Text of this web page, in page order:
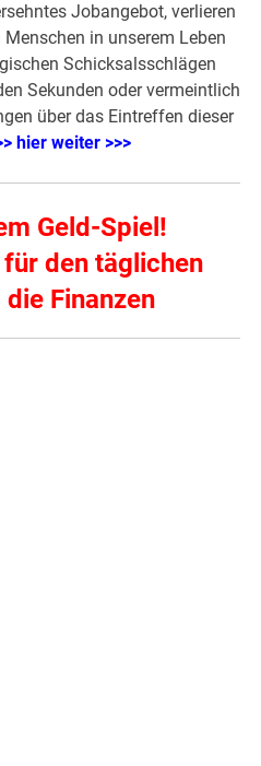
Jobangebot, verlieren
in unserem Leben
Schicksalsschlägen
Sekunden oder vermeintlich
über das Eintreffen dieser
hier weiter >>>
Geld-Spiel!
den täglichen
Finanzen